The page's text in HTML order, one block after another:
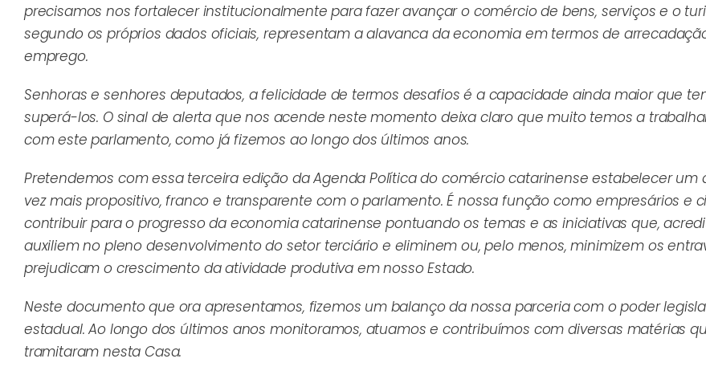
precisamos nos fortalecer institucionalmente para fazer avançar o comércio de bens, serviços e o
segundo os próprios dados oficiais, representam a alavanca da economia em termos de
emprego.
Senhoras e senhores deputados, a felicidade de termos desafios é a capacidade ainda maior que
superá-los. O sinal de alerta que nos acende neste momento deixa claro que muito temos a
com este parlamento, como já fizemos ao longo dos últimos anos.
Pretendemos com essa terceira edição da Agenda Política do comércio catarinense estabelecer um
vez mais propositivo, franco e transparente com o parlamento. É nossa função como empresários e
contribuir para o progresso da economia catarinense pontuando os temas e as iniciativas que,
auxiliem no pleno desenvolvimento do setor terciário e eliminem ou, pelo menos, minimizem os
prejudicam o crescimento da atividade produtiva em nosso Estado.
Neste documento que ora apresentamos, fizemos um balanço da nossa parceria com o poder
estadual. Ao longo dos últimos anos monitoramos, atuamos e contribuímos com diversas matérias
tramitaram nesta Casa.